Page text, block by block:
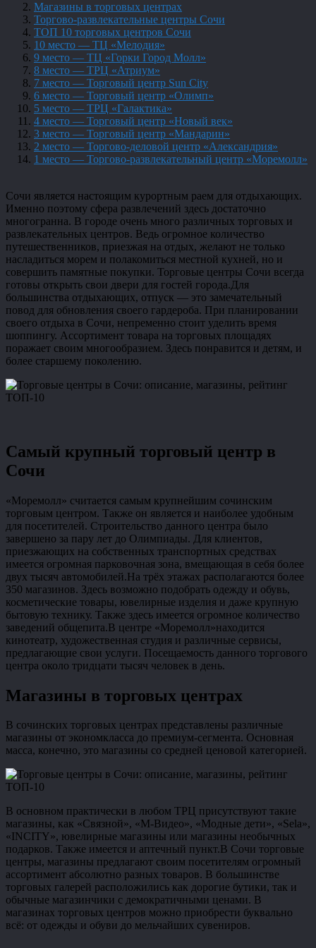
Магазины в торговых центрах
Торгово-развлекательные центры Сочи
ТОП 10 торговых центров Сочи
10 место — ТЦ «Мелодия»
9 место — ТЦ «Горки Город Молл»
8 место — ТРЦ «Атриум»
7 место — Торговый центр Sun City
6 место — Торговый центр «Олимп»
5 место — ТРЦ «Галактика»
4 место — Торговый центр «Новый век»
3 место — Торговый центр «Мандарин»
2 место — Торгово-деловой центр «Александрия»
1 место — Торгово-развлекательный центр «Моремолл»
Сочи является настоящим курортным раем для отдыхающих.
Именно поэтому сфера развлечений здесь достаточно
многогранна. В городе очень много различных торговых и
развлекательных центров. Ведь огромное количество
путешественников, приезжая на отдых, желают не только
насладиться морем и полакомиться местной кухней, но и
совершить памятные покупки. Торговые центры Сочи всегда
готовы открыть свои двери для гостей города.Для
большинства отдыхающих, отпуск — это замечательный
повод для обновления своего гардероба. При планировании
своего отдыха в Сочи, непременно стоит уделить время
шоппингу. Ассортимент товара на торговых площадях
поражает своим многообразием. Здесь понравится и детям, и
более старшему поколению.
Самый крупный торговый центр в
Сочи
«Моремолл» считается самым крупнейшим сочинским
торговым центром. Также он является и наиболее удобным
для посетителей. Строительство данного центра было
завершено за пару лет до Олимпиады. Для клиентов,
приезжающих на собственных транспортных средствах
имеется огромная парковочная зона, вмещающая в себя более
двух тысяч автомобилей.На трёх этажах располагаются более
350 магазинов. Здесь возможно подобрать одежду и обувь,
косметические товары, ювелирные изделия и даже крупную
бытовую технику. Также здесь имеется огромное количество
заведений общепита.В центре «Моремолл»находится
кинотеатр, художественная студия и различные сервисы,
предлагающие свои услуги. Посещаемость данного торгового
центра около тридцати тысяч человек в день.
Магазины в торговых центрах
В сочинских торговых центрах представлены различные
магазины от экономкласса до премиум-сегмента. Основная
масса, конечно, это магазины со средней ценовой категорией.
В основном практически в любом ТРЦ присутствуют такие
магазины, как «Связной», «М-Видео», «Модные дети», «Sela»,
«INCITY», ювелирные магазины или магазины необычных
подарков. Также имеется и аптечный пункт.В Сочи торговые
центры, магазины предлагают своим посетителям огромный
ассортимент абсолютно разных товаров. В большинстве
торговых галерей расположились как дорогие бутики, так и
обычные магазинчики с демократичными ценами. В
магазинах торговых центров можно приобрести буквально
всё: от одежды и обуви до мельчайших сувениров.